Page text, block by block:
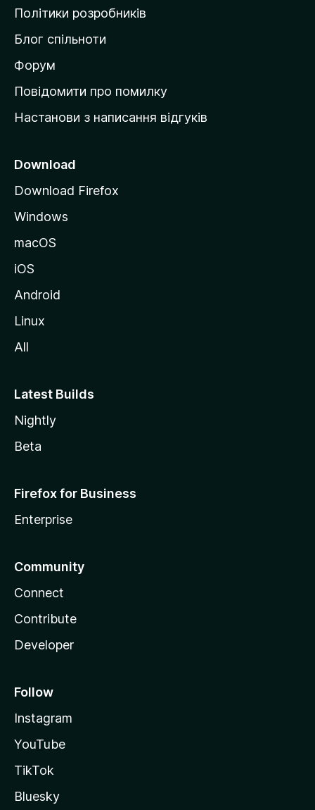
о
і
в
к
M
z
l
l
Політики розробників
Блог спільноти
Форум
Повідомити про помилку
Настанови з написання відгуків
Download
Download Firefox
Windows
macOS
iOS
Android
Linux
All
Latest Builds
Nightly
Beta
Firefox for Business
Enterprise
Community
Connect
Contribute
Developer
Follow
Instagram
YouTube
TikTok
Bluesky